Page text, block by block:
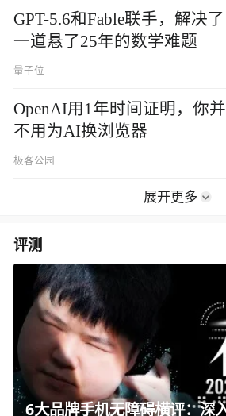
GPT-5.6和Fable联手，解决了
一道悬了25年的数学难题
量子位
OpenAI用1年时间证明，你并
不用为AI换浏览器
极客公园
展开更多
评测